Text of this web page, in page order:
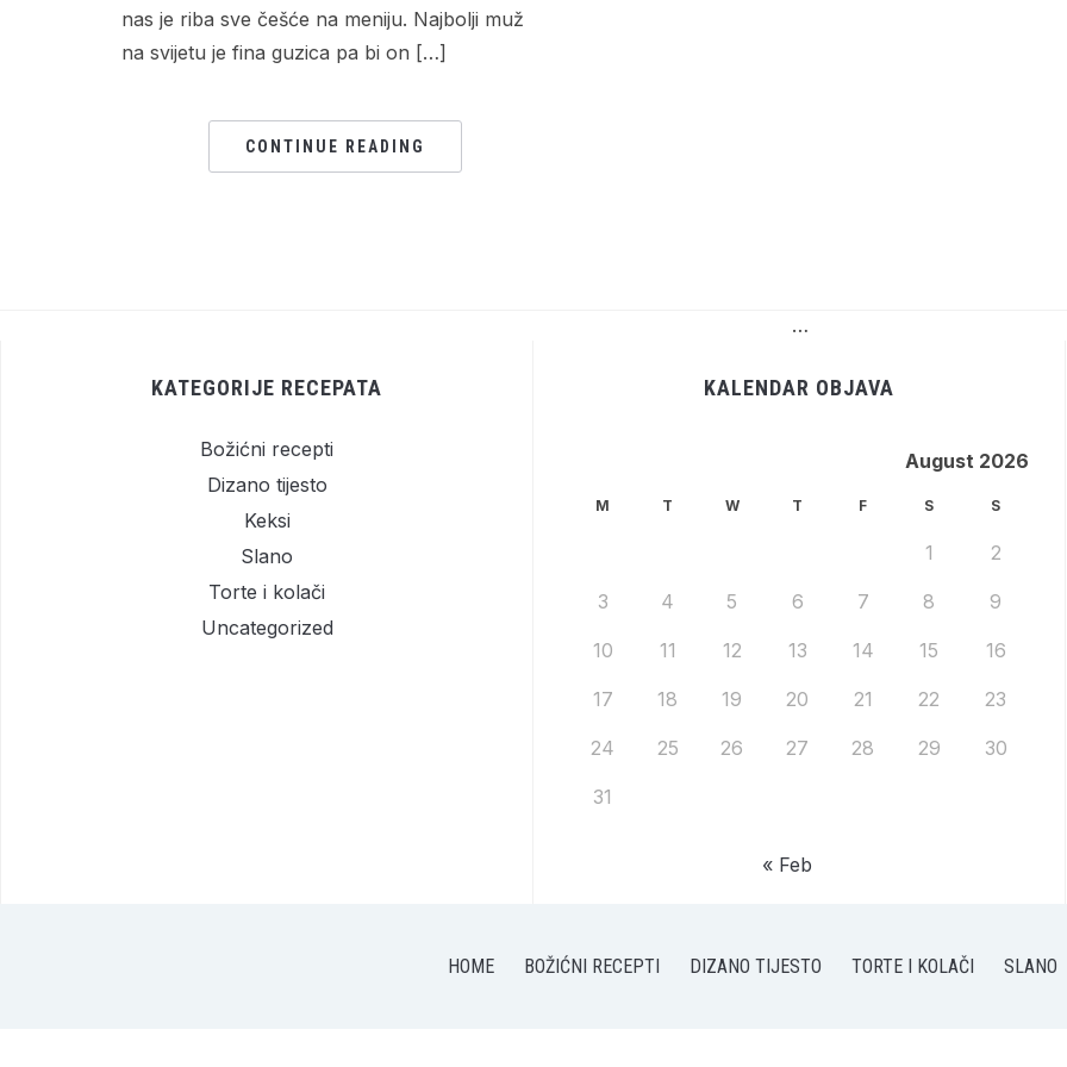
nas je riba sve češće na meniju. Najbolji muž
na svijetu je fina guzica pa bi on […]
CONTINUE READING
…
KATEGORIJE RECEPATA
Božićni recepti
Dizano tijesto
Keksi
Slano
Torte i kolači
Uncategorized
KALENDAR OBJAVA
August 2026
M T W T F S S
1 2
3 4 5 6 7 8 9
10 11 12 13 14 15 16
17 18 19 20 21 22 23
24 25 26 27 28 29 30
31
« Feb
HOME BOŽIĆNI RECEPTI DIZANO TIJESTO TORTE I KOLAČI SLANO